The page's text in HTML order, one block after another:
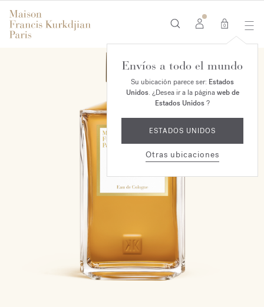
0
Envíos a todo el mundo
Su ubicación parece ser: Estados
Unidos. ¿Desea ir a la páginaweb de
Estados Unidos?
ESTADOS UNIDOS
Otras ubicaciones
ESCLUSIVO MAISON